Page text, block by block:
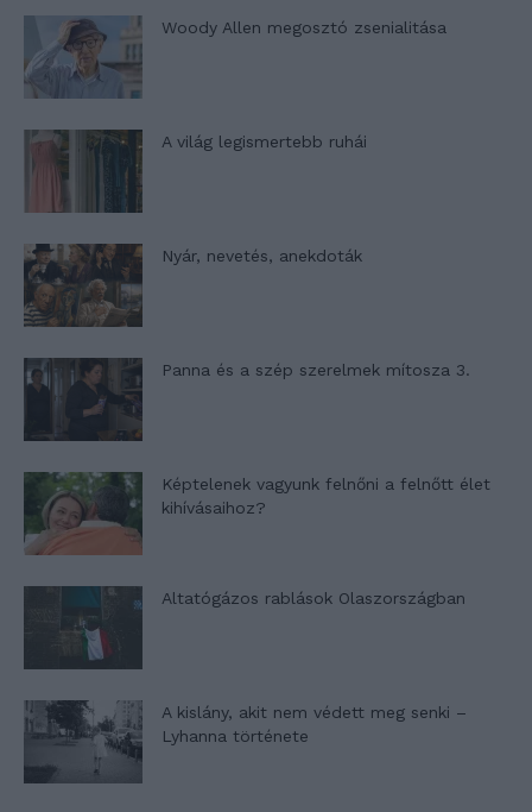
Woody Allen megosztó zsenialitása
A világ legismertebb ruhái
Nyár, nevetés, anekdoták
Panna és a szép szerelmek mítosza 3.
Képtelenek vagyunk felnőni a felnőtt élet
kihívásaihoz?
Altatógázos rablások Olaszországban
A kislány, akit nem védett meg senki –
Lyhanna története